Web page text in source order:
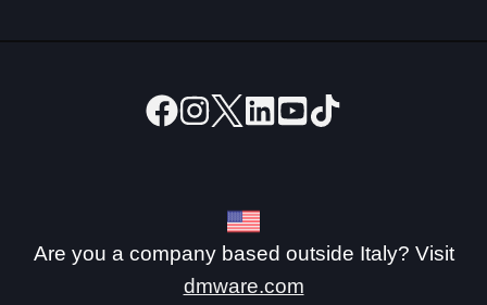
Are you a company based outside Italy? Visit
dmware.com